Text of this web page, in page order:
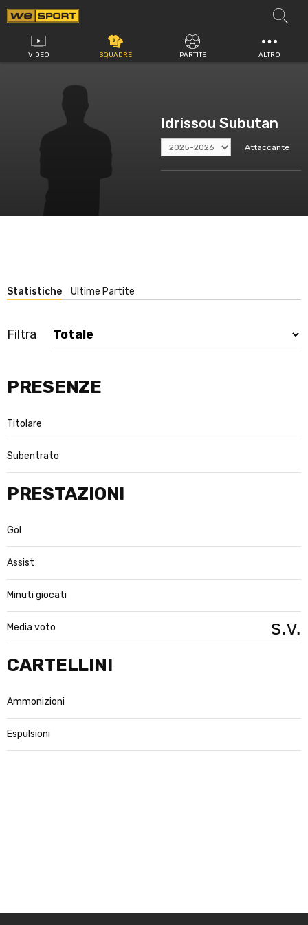
Vai
al
contenuto
VIDEO SQUADRE PARTITE ALTRO
Idrissou Subutan
Attaccante
Statistiche Ultime Partite
Filtra
PRESENZE
Titolare
Subentrato
CARTELLINI
Ammonizioni
Espulsioni
PRESTAZIONI
Gol
Assist
Minuti giocati
Media voto s.v.